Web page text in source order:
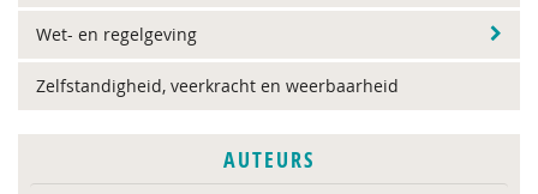
Wet- en regelgeving
Zelfstandigheid, veerkracht en weerbaarheid
AUTEURS